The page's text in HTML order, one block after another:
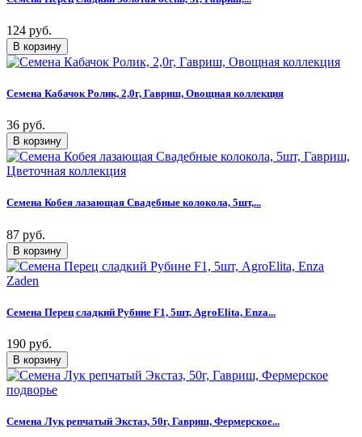
124 руб.
Семена Кабачок Ролик, 2,0г, Гавриш, Овощная коллекция
36 руб.
Семена Кобея лазающая Свадебные колокола, 5шт,...
87 руб.
Семена Перец сладкий Рубине F1, 5шт, AgroElita, Enza...
190 руб.
Семена Лук репчатый Экстаз, 50г, Гавриш, Фермерское...